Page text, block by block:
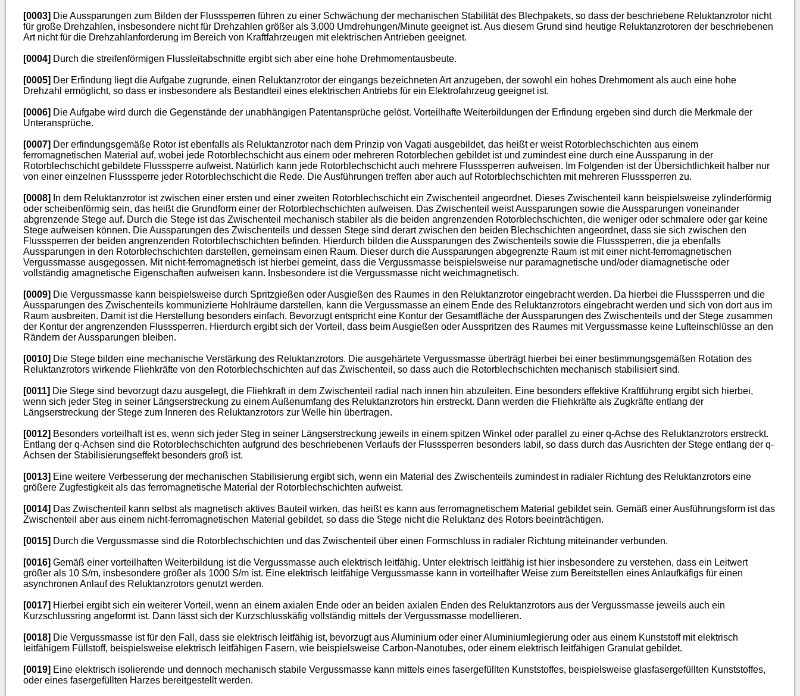
[0003] Die Aussparungen zum Bilden der Flusssperren führen zu einer Schwächung der mechanischen Stabilität des Blechpakets, so dass der beschriebene Reluktanzrotor nicht
für große Drehzahlen, insbesondere nicht für Drehzahlen größer als 3.000 Umdrehungen/Minute geeignet ist. Aus diesem Grund sind heutige Reluktanzrotoren der beschriebenen
Art nicht für die Drehzahlanforderung im Bereich von Kraftfahrzeugen mit elektrischen Antrieben geeignet.
[0004] Durch die streifenförmigen Flussleitabschnitte ergibt sich aber eine hohe Drehmomentausbeute.
[0005] Der Erfindung liegt die Aufgabe zugrunde, einen Reluktanzrotor der eingangs bezeichneten Art anzugeben, der sowohl ein hohes Drehmoment als auch eine hohe
Drehzahl ermöglicht, so dass er insbesondere als Bestandteil eines elektrischen Antriebs für ein Elektrofahrzeug geeignet ist.
[0006] Die Aufgabe wird durch die Gegenstände der unabhängigen Patentansprüche gelöst. Vorteilhafte Weiterbildungen der Erfindung ergeben sind durch die Merkmale der
Unteransprüche.
[0007] Der erfindungsgemäße Rotor ist ebenfalls als Reluktanzrotor nach dem Prinzip von Vagati ausgebildet, das heißt er weist Rotorblechschichten aus einem
ferromagnetischen Material auf, wobei jede Rotorblechschicht aus einem oder mehreren Rotorblechen gebildet ist und zumindest eine durch eine Aussparung in der
Rotorblechschicht gebildete Flusssperre aufweist. Natürlich kann jede Rotorblechschicht auch mehrere Flusssperren aufweisen. Im Folgenden ist der Übersichtlichkeit halber nur
von einer einzelnen Flusssperre jeder Rotorblechschicht die Rede. Die Ausführungen treffen aber auch auf Rotorblechschichten mit mehreren Flusssperren zu.
[0008]
In dem Reluktanzrotor ist zwischen einer ersten und einer zweiten Rotorblechschicht ein Zwischenteil angeordnet. Dieses Zwischenteil kann beispielsweise zylinderförmig
oder scheibenförmig sein, das heißt die Grundform einer der Rotorblechschichten aufweisen. Das Zwischenteil weist Aussparungen sowie die Aussparungen voneinander
abgrenzende Stege auf. Durch die Stege ist das Zwischenteil mechanisch stabiler als die beiden angrenzenden Rotorblechschichten, die weniger oder schmalere oder gar keine
Stege aufweisen können. Die Aussparungen des Zwischenteils und dessen Stege sind derart zwischen den beiden Blechschichten angeordnet, dass sie sich zwischen den
Flusssperren der beiden angrenzenden Rotorblechschichten befinden. Hierdurch bilden die Aussparungen des Zwischenteils sowie die Flusssperren, die ja ebenfalls
Aussparungen in den Rotorblechschichten darstellen, gemeinsam einen Raum. Dieser durch die Aussparungen abgegrenzte Raum ist mit einer nicht-ferromagnetischen
Vergussmasse ausgegossen. Mit nicht-ferromagnetisch ist hierbei gemeint, dass die Vergussmasse beispielsweise nur paramagnetische und/oder diamagnetische oder
vollständig amagnetische Eigenschaften aufweisen kann. Insbesondere ist die Vergussmasse nicht weichmagnetisch.
[0009] Die Vergussmasse kann beispielsweise durch Spritzgießen oder Ausgießen des Raumes in den Reluktanzrotor eingebracht werden. Da hierbei die Flusssperren und die
Aussparungen des Zwischenteils kommunizierte Hohlräume darstellen, kann die Vergussmasse an einem Ende des Reluktanzrotors eingebracht werden und sich von dort aus im
Raum ausbreiten. Damit ist die Herstellung besonders einfach. Bevorzugt entspricht eine Kontur der Gesamtfläche der Aussparungen des Zwischenteils und der Stege zusammen
der Kontur der angrenzenden Flusssperren. Hierdurch ergibt sich der Vorteil, dass beim Ausgießen oder Ausspritzen des Raumes mit Vergussmasse keine Lufteinschlüsse an den
Rändern der Aussparungen bleiben.
[0010] Die Stege bilden eine mechanische Verstärkung des Reluktanzrotors. Die ausgehärtete Vergussmasse überträgt hierbei bei einer bestimmungsgemäßen Rotation des
Reluktanzrotors wirkende Fliehkräfte von den Rotorblechschichten auf das Zwischenteil, so dass auch die Rotorblechschichten mechanisch stabilisiert sind.
[0011] Die Stege sind bevorzugt dazu ausgelegt, die Fliehkraft in dem Zwischenteil radial nach innen hin abzuleiten. Eine besonders effektive Kraftführung ergibt sich hierbei,
wenn sich jeder Steg in seiner Längserstreckung zu einem Außenumfang des Reluktanzrotors hin erstreckt. Dann werden die Fliehkräfte als Zugkräfte entlang der
Längserstreckung der Stege zum Inneren des Reluktanzrotors zur Welle hin übertragen.
[0012] Besonders vorteilhaft ist es, wenn sich jeder Steg in seiner Längserstreckung jeweils in einem spitzen Winkel oder parallel zu einer q-Achse des Reluktanzrotors erstreckt.
Entlang der q-Achsen sind die Rotorblechschichten aufgrund des beschriebenen Verlaufs der Flusssperren besonders labil, so dass durch das Ausrichten der Stege entlang der q-
Achsen der Stabilisierungseffekt besonders groß ist.
[0013] Eine weitere Verbesserung der mechanischen Stabilisierung ergibt sich, wenn ein Material des Zwischenteils zumindest in radialer Richtung des Reluktanzrotors eine
größere Zugfestigkeit als das ferromagnetische Material der Rotorblechschichten aufweist.
[0014] Das Zwischenteil kann selbst als magnetisch aktives Bauteil wirken, das heißt es kann aus ferromagnetischem Material gebildet sein. Gemäß einer Ausführungsform ist das
Zwischenteil aber aus einem nicht-ferromagnetischen Material gebildet, so dass die Stege nicht die Reluktanz des Rotors beeinträchtigen.
[0015] Durch die Vergussmasse sind die Rotorblechschichten und das Zwischenteil über einen Formschluss in radialer Richtung miteinander verbunden.
[0016] Gemäß einer vorteilhaften Weiterbildung ist die Vergussmasse auch elektrisch leitfähig. Unter elektrisch leitfähig ist hier insbesondere zu verstehen, dass ein Leitwert
größer als 10 S/m, insbesondere größer als 1000 S/m ist. Eine elektrisch leitfähige Vergussmasse kann in vorteilhafter Weise zum Bereitstellen eines Anlaufkäfigs für einen
asynchronen Anlauf des Reluktanzrotors genutzt werden.
[0017] Hierbei ergibt sich ein weiterer Vorteil, wenn an einem axialen Ende oder an beiden axialen Enden des Reluktanzrotors aus der Vergussmasse jeweils auch ein
Kurzschlussring angeformt ist. Dann lässt sich der Kurzschlusskäfig vollständig mittels der Vergussmasse modellieren.
[0018] Die Vergussmasse ist für den Fall, dass sie elektrisch leitfähig ist, bevorzugt aus Aluminium oder einer Aluminiumlegierung oder aus einem Kunststoff mit elektrisch
leitfähigem Füllstoff, beispielsweise elektrisch leitfähigen Fasern, wie beispielsweise Carbon-Nanotubes, oder einem elektrisch leitfähigen Granulat gebildet.
[0019] Eine elektrisch isolierende und dennoch mechanisch stabile Vergussmasse kann mittels eines fasergefüllten Kunststoffes, beispielsweise glasfasergefüllten Kunststoffes,
oder eines fasergefüllten Harzes bereitgestellt werden.